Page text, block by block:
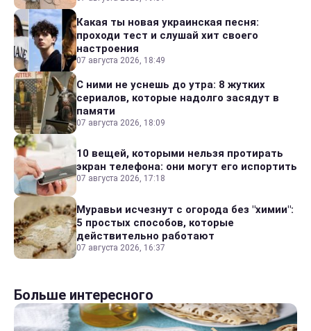
Какая ты новая украинская песня:
проходи тест и слушай хит своего
настроения
07 августа 2026, 18:49
С ними не уснешь до утра: 8 жутких
сериалов, которые надолго засядут в
памяти
07 августа 2026, 18:09
10 вещей, которыми нельзя протирать
экран телефона: они могут его испортить
07 августа 2026, 17:18
Муравьи исчезнут с огорода без "химии":
5 простых способов, которые
действительно работают
07 августа 2026, 16:37
Больше интересного